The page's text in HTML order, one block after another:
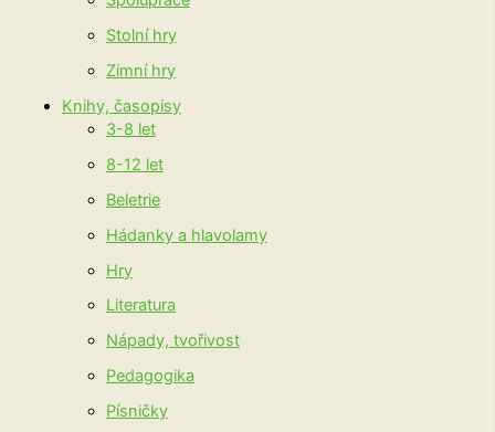
Stolní hry
Zimní hry
Knihy, časopisy
3-8 let
8-12 let
Beletrie
Hádanky a hlavolamy
Hry
Literatura
Nápady, tvořivost
Pedagogika
Písničky